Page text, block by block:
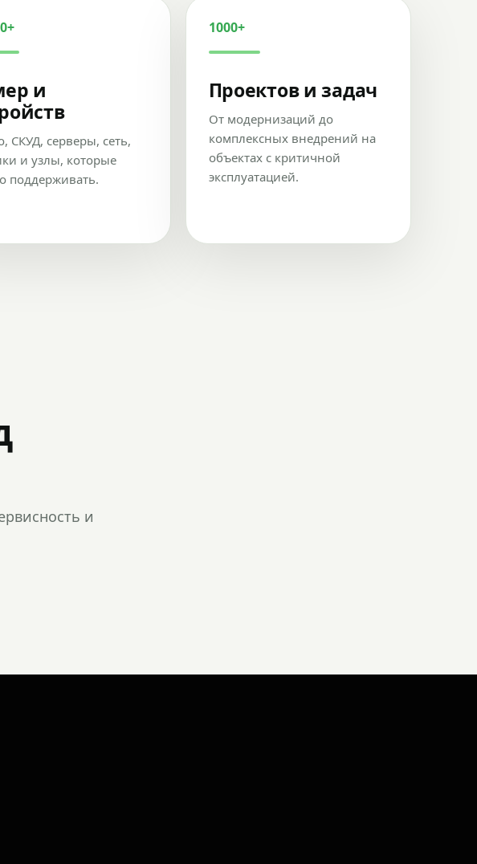
и
СКУД, серверы, сеть,
и узлы, которые
поддерживать.
1000+
Проектов и задач
От модернизаций до
комплексных внедрений на
объектах с критичной
эксплуатацией.
и